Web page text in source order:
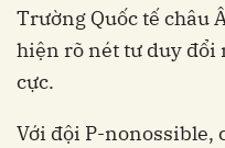
Trường Quốc tế châu
hiện rõ nét tư duy đổi
cực.
Với đội P-nonossible,